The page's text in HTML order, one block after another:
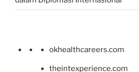
okhealthcareers.com
theintexperience.com